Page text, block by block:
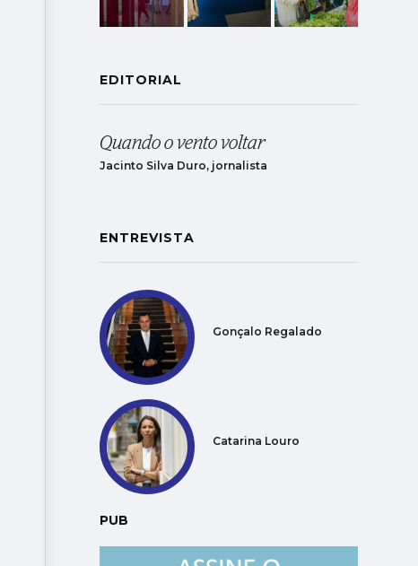
EDITORIAL
Quando o vento voltar
Jacinto Silva Duro, jornalista
ENTREVISTA
Gonçalo Regalado
Catarina Louro
PUB